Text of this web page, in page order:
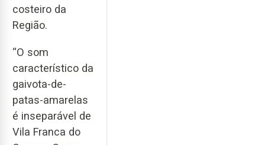
costeiro da
Região.
“O som
característico da
gaivota-de-
patas-amarelas
é inseparável de
Vila Franca do